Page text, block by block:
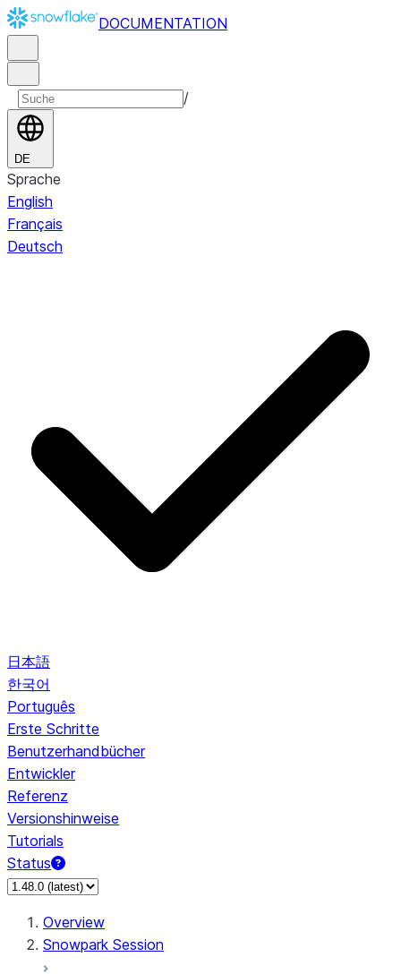
DOCUMENTATION
/
DE
Sprache
English
Français
Deutsch
日本語
한국어
Português
Erste Schritte
Benutzerhandbücher
Entwickler
Referenz
Versionshinweise
Tutorials
Status
Overview
Snowpark Session